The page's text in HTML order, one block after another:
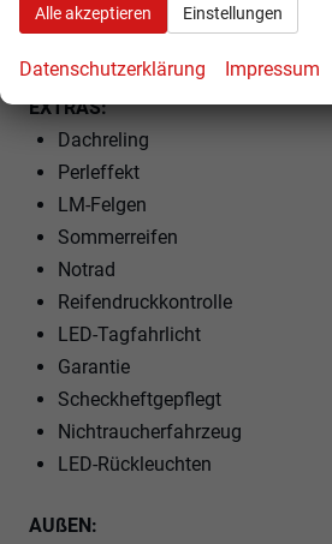
Schaltwippen am Lenkrad
EXTRAS:
Dachreling
Perleffekt
LM-Felgen
Sommerreifen
Notrad
Reifendruckkontrolle
LED-Tagfahrlicht
Garantie
Scheckheftgepflegt
Nichtraucherfahrzeug
LED-Rückleuchten
AUßEN:
Alle akzeptieren Einstellungen
Datenschutzerklärung Impressum